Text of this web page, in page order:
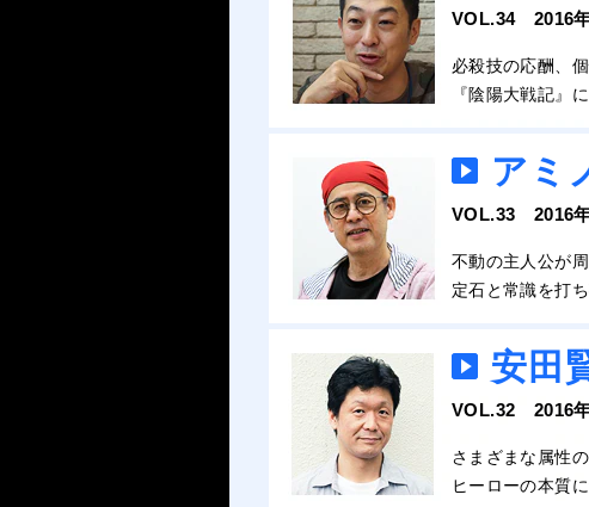
VOL.34 2016
必殺技の応酬、
『陰陽大戦記』
アミ
VOL.33 2016
不動の主人公が
定石と常識を打
安田
VOL.32 2016
さまざまな属性
ヒーローの本質